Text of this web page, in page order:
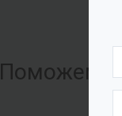
Поможем